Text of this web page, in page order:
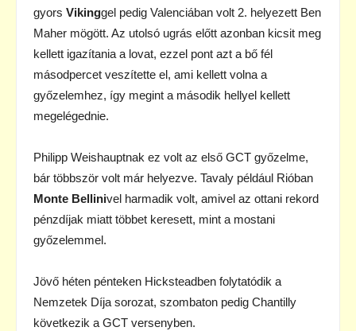
gyors Vikinggel pedig Valenciában volt 2. helyezett Ben
Maher mögött. Az utolsó ugrás előtt azonban kicsit meg
kellett igazítania a lovat, ezzel pont azt a bő fél
másodpercet veszítette el, ami kellett volna a
győzelemhez, így megint a második hellyel kellett
megelégednie.
Philipp Weishauptnak ez volt az első GCT győzelme,
bár többször volt már helyezve. Tavaly például Rióban
Monte Bellinivel harmadik volt, amivel az ottani rekord
pénzdíjak miatt többet keresett, mint a mostani
győzelemmel.
Jövő héten pénteken Hicksteadben folytatódik a
Nemzetek Díja sorozat, szombaton pedig Chantilly
következik a GCT versenyben.